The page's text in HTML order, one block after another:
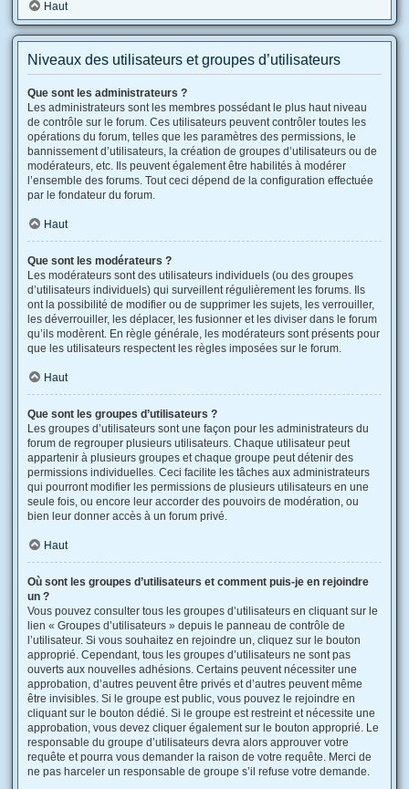
Haut
Niveaux des utilisateurs et groupes d’utilisateurs
Que sont les administrateurs ?
Les administrateurs sont les membres possédant le plus haut niveau
de contrôle sur le forum. Ces utilisateurs peuvent contrôler toutes les
opérations du forum, telles que les paramètres des permissions, le
bannissement d’utilisateurs, la création de groupes d’utilisateurs ou de
modérateurs, etc. Ils peuvent également être habilités à modérer
l’ensemble des forums. Tout ceci dépend de la configuration effectuée
par le fondateur du forum.
Haut
Que sont les modérateurs ?
Les modérateurs sont des utilisateurs individuels (ou des groupes
d’utilisateurs individuels) qui surveillent régulièrement les forums. Ils
ont la possibilité de modifier ou de supprimer les sujets, les verrouiller,
les déverrouiller, les déplacer, les fusionner et les diviser dans le forum
qu’ils modèrent. En règle générale, les modérateurs sont présents pour
que les utilisateurs respectent les règles imposées sur le forum.
Haut
Que sont les groupes d’utilisateurs ?
Les groupes d’utilisateurs sont une façon pour les administrateurs du
forum de regrouper plusieurs utilisateurs. Chaque utilisateur peut
appartenir à plusieurs groupes et chaque groupe peut détenir des
permissions individuelles. Ceci facilite les tâches aux administrateurs
qui pourront modifier les permissions de plusieurs utilisateurs en une
seule fois, ou encore leur accorder des pouvoirs de modération, ou
bien leur donner accès à un forum privé.
Haut
Où sont les groupes d’utilisateurs et comment puis-je en rejoindre
un ?
Vous pouvez consulter tous les groupes d’utilisateurs en cliquant sur le
lien « Groupes d’utilisateurs » depuis le panneau de contrôle de
l’utilisateur. Si vous souhaitez en rejoindre un, cliquez sur le bouton
approprié. Cependant, tous les groupes d’utilisateurs ne sont pas
ouverts aux nouvelles adhésions. Certains peuvent nécessiter une
approbation, d’autres peuvent être privés et d’autres peuvent même
être invisibles. Si le groupe est public, vous pouvez le rejoindre en
cliquant sur le bouton dédié. Si le groupe est restreint et nécessite une
approbation, vous devez cliquer également sur le bouton approprié. Le
responsable du groupe d’utilisateurs devra alors approuver votre
requête et pourra vous demander la raison de votre requête. Merci de
ne pas harceler un responsable de groupe s’il refuse votre demande.